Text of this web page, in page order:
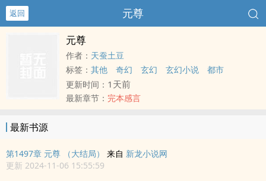
返回 元尊
元尊
作者： 天蚕土豆
标签： 其他 奇幻 玄幻 玄幻小说
都市
更新时间： 1天前
最新章节： 完本感言
最新书源
第1497章 元尊 （大结局） 来自 新龙小说网
更新 2024-11-06 15:55:59